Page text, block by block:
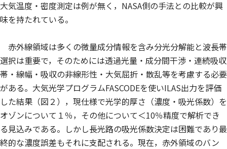
大気温度・密度測定は例が無く，NASA側の手法との比較が興
味を持たれている。
赤外線領域は多くの微量成分情報を含み分光分解能と波長帯
選択は重要で，そのためには透過光量・成分間干渉・連続吸収
帯・線幅・吸収の非線形性・大気屈折・散乱等を考慮する必要
がある。大気光学プログラムFASCODEを使いILAS出力を評価
した結果（図２），現仕様で光学的厚さ（濃度・吸光係数）を
オゾンについて１％，その他について＜10％精度で解析でき
る見込みである。しかし長光路の吸光係数決定は困難であり最
終的な濃度誤差もそれに支配される。現在，赤外領域のバン